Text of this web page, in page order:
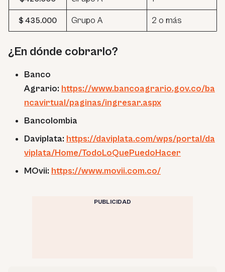
$ 435.000 Grupo A 2 o más
¿En dónde cobrarlo?
Banco
Agrario: https://www.bancoagrario.gov.co/ba
ncavirtual/paginas/ingresar.aspx
Bancolombia
Daviplata: https://daviplata.com/wps/portal/da
viplata/Home/TodoLoQuePuedoHacer
MOvii: https://www.movii.com.co/
PUBLICIDAD